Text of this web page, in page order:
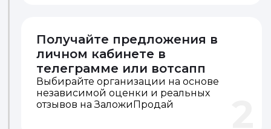
Получайте предложения в
личном кабинете в
телеграмме или вотсапп
Выбирайте организации на основе
независимой оценки и реальных
отзывов на ЗаложиПродай